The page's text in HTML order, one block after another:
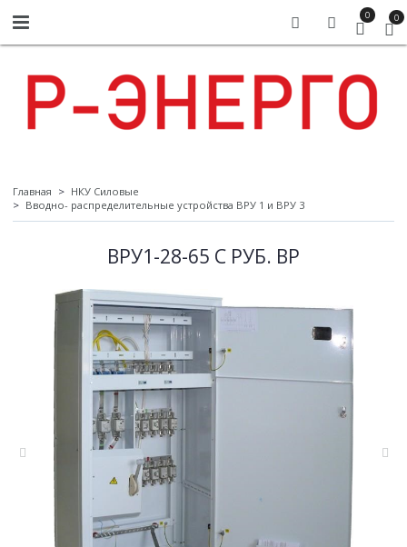
0 0
Главная
НКУ Силовые
Вводно- распределительные устройства ВРУ 1 и ВРУ 3
ВРУ1-28-65 С РУБ. ВР